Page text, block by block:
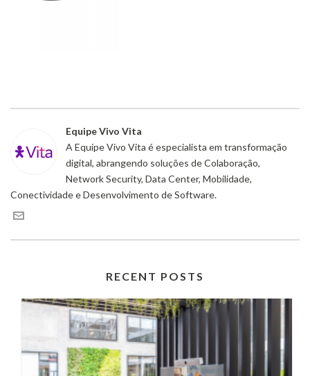
Equipe Vivo Vita
A Equipe Vivo Vita é especialista em transformação
digital, abrangendo soluções de Colaboração,
Network Security, Data Center, Mobilidade,
Conectividade e Desenvolvimento de Software.
RECENT POSTS